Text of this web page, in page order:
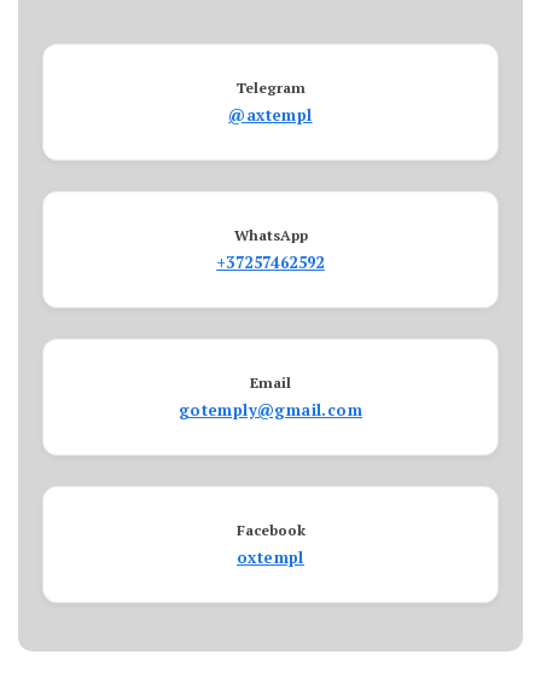
Telegram
@axtempl
WhatsApp
+37257462592
Email
gotemply@gmail.com
Facebook
oxtempl